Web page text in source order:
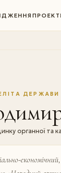
ДЕРЖАВИ
органної та